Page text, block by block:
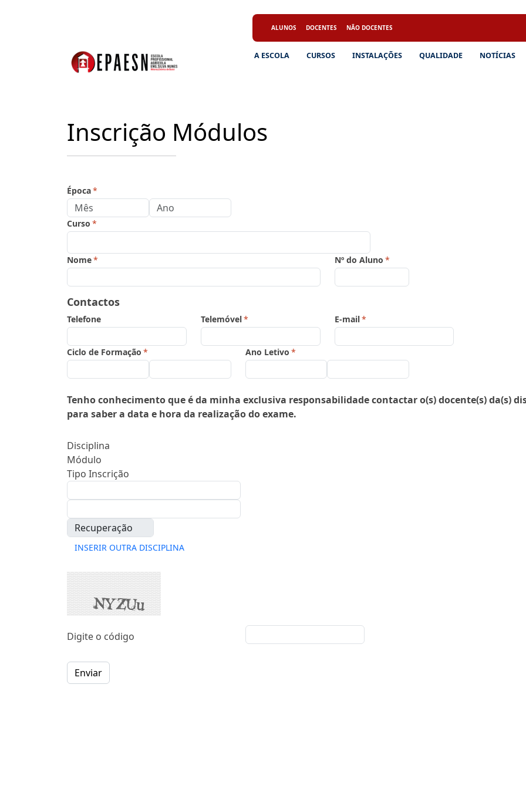
ALUNOS DOCENTES NÃO DOCENTES
A ESCOLA CURSOS INSTALAÇÕES QUALIDADE NOTÍCIAS
Inscrição Módulos
Época*
Curso *
Nome* Nº do Aluno *
Contactos
Telefone Telemóvel* E-mail*
Ciclo de Formação * Ano Letivo *
Tenho conhecimento que é da minha exclusiva responsabilidade contactar o(s) docente(s) da(s)
para saber a data e hora da realização do exame.
Disciplina
Módulo
Tipo Inscrição
INSERIR OUTRA DISCIPLINA
Digite o código
Enviar